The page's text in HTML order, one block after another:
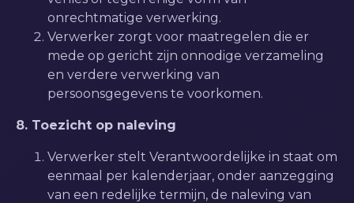
onrechtmatige verwerking.
Verwerker zorgt voor maatregelen die er
mede op gericht zijn onnodige verzameling
en verdere verwerking van
persoonsgegevens te voorkomen.
8. Toezicht op naleving
Verwerker stelt Verantwoordelijke in staat om
eenmaal per kalenderjaar, onder aanzegging
van een redelijke termijn, de naleving van